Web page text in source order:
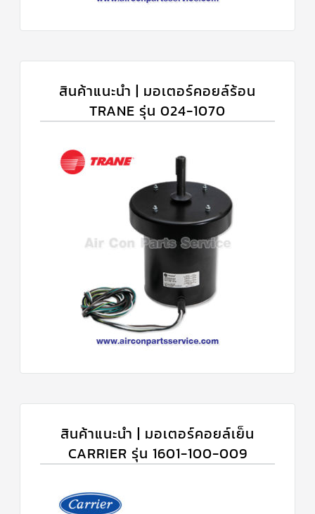
สินค้าแนะนำ | มอเตอร์คอยล์ร้อน
TRANE รุ่น 024-1070
สินค้าแนะนำ | มอเตอร์คอยล์เย็น
CARRIER รุ่น 1601-100-009